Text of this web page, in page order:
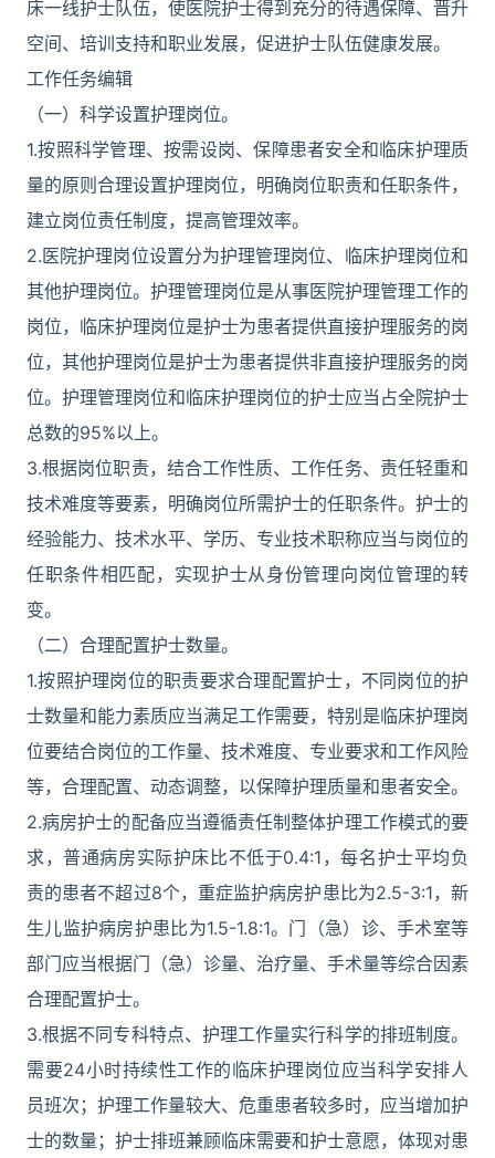
床一线护士队伍，使医院护士得到充分的待遇保障、晋升
空间、培训支持和职业发展，促进护士队伍健康发展。
工作任务编辑
（一）科学设置护理岗位。
1.按照科学管理、按需设岗、保障患者安全和临床护理质
量的原则合理设置护理岗位，明确岗位职责和任职条件，
建立岗位责任制度，提高管理效率。
2.医院护理岗位设置分为护理管理岗位、临床护理岗位和
其他护理岗位。护理管理岗位是从事医院护理管理工作的
岗位，临床护理岗位是护士为患者提供直接护理服务的岗
位，其他护理岗位是护士为患者提供非直接护理服务的岗
位。护理管理岗位和临床护理岗位的护士应当占全院护士
总数的95%以上。
3.根据岗位职责，结合工作性质、工作任务、责任轻重和
技术难度等要素，明确岗位所需护士的任职条件。护士的
经验能力、技术水平、学历、专业技术职称应当与岗位的
任职条件相匹配，实现护士从身份管理向岗位管理的转
变。
（二）合理配置护士数量。
1.按照护理岗位的职责要求合理配置护士，不同岗位的护
士数量和能力素质应当满足工作需要，特别是临床护理岗
位要结合岗位的工作量、技术难度、专业要求和工作风险
等，合理配置、动态调整，以保障护理质量和患者安全。
2.病房护士的配备应当遵循责任制整体护理工作模式的要
求，普通病房实际护床比不低于0.4:1，每名护士平均负
责的患者不超过8个，重症监护病房护患比为2.5-3:1，新
生儿监护病房护患比为1.5-1.8:1。门（急）诊、手术室等
部门应当根据门（急）诊量、治疗量、手术量等综合因素
合理配置护士。
3.根据不同专科特点、护理工作量实行科学的排班制度。
需要24小时持续性工作的临床护理岗位应当科学安排人
员班次；护理工作量较大、危重患者较多时，应当增加护
士的数量；护士排班兼顾临床需要和护士意愿，体现对患